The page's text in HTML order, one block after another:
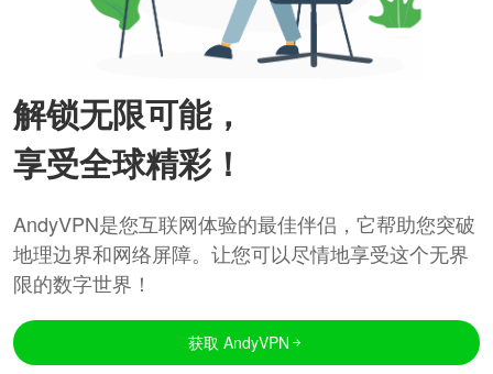
解锁无限可能，
享受全球精彩！
AndyVPN是您互联网体验的最佳伴侣，它帮助您突破
地理边界和网络屏障。让您可以尽情地享受这个无界
限的数字世界！
获取 AndyVPN